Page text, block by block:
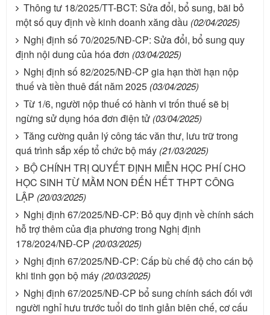
Thông tư 18/2025/TT-BCT: Sửa đổi, bổ sung, bãi bỏ
một số quy định về kinh doanh xăng dầu (02/04/2025)
Nghị định số 70/2025/NĐ-CP: Sửa đổi, bổ sung quy
định nội dung của hóa đơn (03/04/2025)
Nghị định số 82/2025/NĐ-CP gia hạn thời hạn nộp
thuế và tiền thuê đất năm 2025 (03/04/2025)
Từ 1/6, người nộp thuế có hành vi trốn thuế sẽ bị
ngừng sử dụng hóa đơn điện tử (03/04/2025)
Tăng cường quản lý công tác văn thư, lưu trữ trong
quá trình sắp xếp tổ chức bộ máy (21/03/2025)
BỘ CHÍNH TRỊ QUYẾT ĐỊNH MIỄN HỌC PHÍ CHO
HỌC SINH TỪ MẦM NON ĐẾN HẾT THPT CÔNG
LẬP (20/03/2025)
Nghị định 67/2025/NĐ-CP: Bỏ quy định về chính sách
hỗ trợ thêm của địa phương trong Nghị định
178/2024/NĐ-CP (20/03/2025)
Nghị định 67/2025/NĐ-CP: Cấp bù chế độ cho cán bộ
khi tinh gọn bộ máy (20/03/2025)
Nghị định 67/2025/NĐ-CP bổ sung chính sách đối với
người nghỉ hưu trước tuổi do tinh giản biên chế, cơ cấu